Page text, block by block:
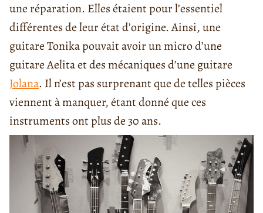
une réparation. Elles étaient pour l’essentiel
différentes de leur état d’origine. Ainsi, une
guitare Tonika pouvait avoir un micro d’une
guitare Aelita et des mécaniques d’une guitare
Jolana. Il n’est pas surprenant que de telles pièces
viennent à manquer, étant donné que ces
instruments ont plus de 30 ans.